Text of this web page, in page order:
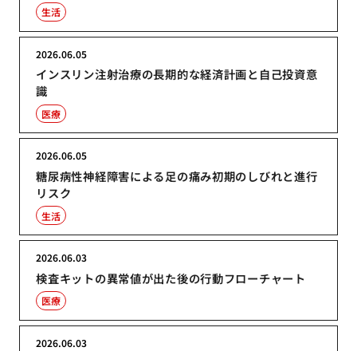
生活
インスリン注射治療の長期的な経済計画と自己投資意
識
2026.06.05
医療
糖尿病性神経障害による足の痛み初期のしびれと進行
リスク
2026.06.05
生活
検査キットの異常値が出た後の行動フローチャート
2026.06.03
医療
2026.06.03